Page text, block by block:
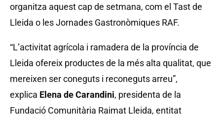
organitza aquest cap de setmana, com el Tast de
Lleida o les Jornades Gastronòmiques RAF.
“L’activitat agrícola i ramadera de la província de
Lleida ofereix productes de la més alta qualitat, que
mereixen ser coneguts i reconeguts arreu”,
explica Elena de Carandini, presidenta de la
Fundació Comunitària Raimat Lleida, entitat